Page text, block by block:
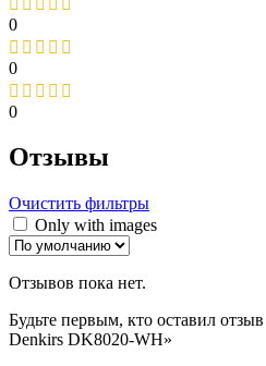
0
0
0
Отзывы
Очистить фильтры
Only with images
Отзывов пока нет.
Будьте первым, кто оставил
Denkirs DK8020-WH»